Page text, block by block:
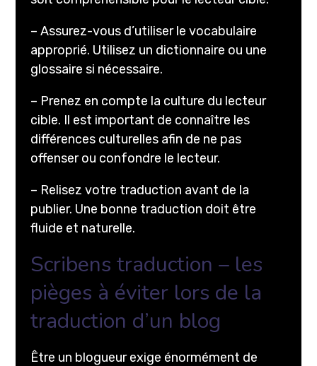
– Assurez-vous d’utiliser le vocabulaire
approprié. Utilisez un dictionnaire ou une
glossaire si nécessaire.
– Prenez en compte la culture du lecteur
cible. Il est important de connaître les
différences culturelles afin de ne pas
offenser ou confondre le lecteur.
– Relisez votre traduction avant de la
publier. Une bonne traduction doit être
fluide et naturelle.
Scribens traduction – les
pièges à éviter lors de la
traduction d’un blog
Être un blogueur exige énormément de